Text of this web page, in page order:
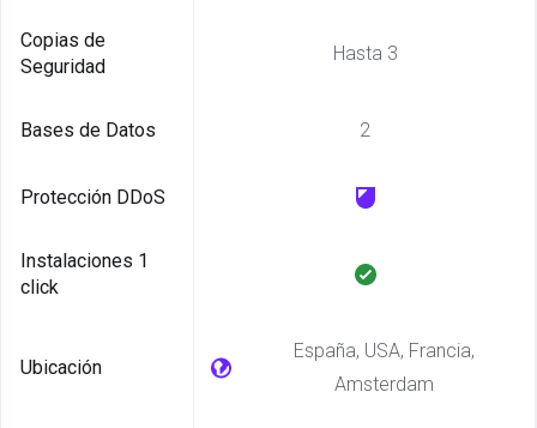
Copias de
Seguridad
Bases de Datos
Protección DDoS
Instalaciones 1
click
Ubicación
Hasta 3
2
España, USA, Francia,
Amsterdam